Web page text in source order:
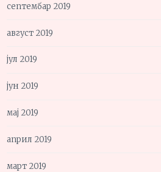
септембар 2019
август 2019
јул 2019
јун 2019
мај 2019
април 2019
март 2019